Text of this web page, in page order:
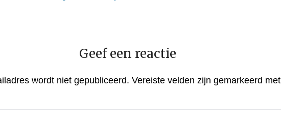
Geef een reactie
wordt niet gepubliceerd. Vereiste velden zijn gemarkeerd met